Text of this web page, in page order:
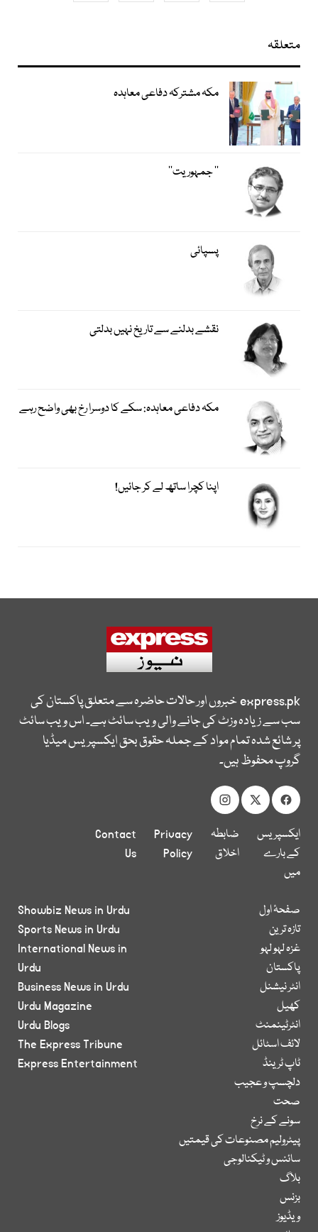
متعلقہ
مکہ مشترکہ دفاعی معاہدہ
’’ جمہوریت‘‘
پسپائی
نقشے بدلنے سے تاریخ نہیں بدلتی
مکہ دفاعی معاہدہ: سکے کا دوسرا رخ بھی واضح رہے
اپنا کچرا ساتھ لے کر جائیں!
express.pkخبروں اور حالات حاضرہ سے متعلق پاکستان کی
سب سے زیادہ وزٹ کی جانے والی ویب سائٹ ہے۔ اس ویب سائٹ
پر شائع شدہ تمام مواد کے جملہ حقوق بحق ایکسپریس میڈیا
گروپ محفوظ ہیں۔
ایکسپریس
کے بارے
میں
ضابطہ
اخلاق
Privacy
Policy
Contact
Us
صفحۂ اول
تازہ ترین
غزہ لہو لہو
پاکستان
انٹر نیشنل
کھیل
انٹرٹینمنٹ
لائف اسٹائل
ٹاپ ٹرینڈ
دلچسپ و عجیب
صحت
سونے کے نرخ
پیٹرولیم مصنوعات کی قیمتیں
سائنس و ٹیکنالوجی
بلاگ
بزنس
ویڈیوز
Showbiz News in Urdu
Sports News in Urdu
International News in
Urdu
Business News in Urdu
Urdu Magazine
Urdu Blogs
The Express Tribune
Express Entertainment